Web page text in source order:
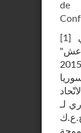
de
[1 ]
لمدينة كوباني في شتاء 2014-2015
لـ